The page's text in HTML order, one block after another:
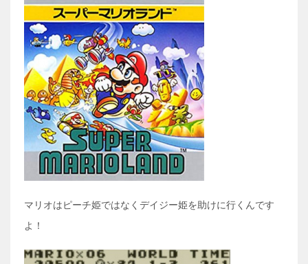
マリオはピーチ姫ではなくデイジー姫を助けに行くんです
よ！